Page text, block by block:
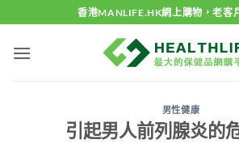
to
content
香港MANLIFE.HK網上購物，老客
男性健康
引起男人前列腺炎的